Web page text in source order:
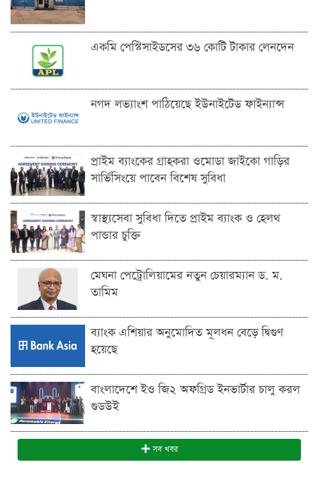
একমি পেস্টিসাইডসের ৩৬ কোটি টাকার লেনদেন
নগদ লভ্যাংশ পাঠিয়েছে ইউনাইটেড ফাইন্যান্স
প্রাইম ব্যাংকের গ্রাহকরা ওমোডা জাইকো গাড়ির
সার্ভিসিংয়ে পাবেন বিশেষ সুবিধা
স্বাস্থ্যসেবা সুবিধা দিতে প্রাইম ব্যাংক ও হেলথ
পান্ডার চুক্তি
মেঘনা পেট্রোলিয়ামের নতুন চেয়ারম্যান ড. ম.
তামিম
ব্যাংক এশিয়ার অনুমোদিত মূলধন বেড়ে দ্বিগুণ
হয়েছে
বাংলাদেশে ইও জি২ অফগ্রিড ইনভার্টার চালু করল
গুডউই
সব খবর